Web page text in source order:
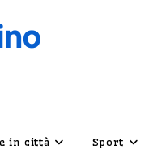
in città Sport